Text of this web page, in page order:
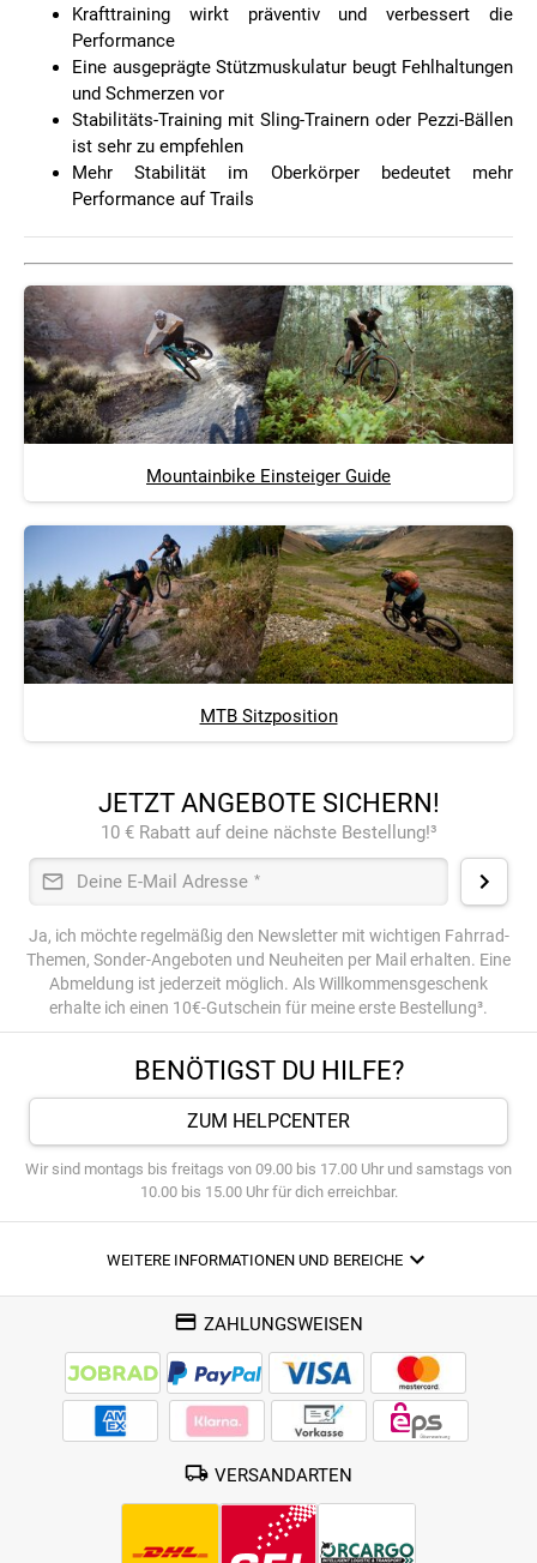
Krafttraining wirkt präventiv und verbessert die
Performance
Eine ausgeprägte Stützmuskulatur beugt Fehlhaltungen
und Schmerzen vor
Stabilitäts-Training mit Sling-Trainern oder Pezzi-Bällen
ist sehr zu empfehlen
Mehr Stabilität im Oberkörper bedeutet mehr
Performance auf Trails
Mountainbike Einsteiger Guide
MTB Sitzposition
JETZT ANGEBOTE SICHERN!
10 € Rabatt auf deine nächste Bestellung!³
Deine E-Mail Adresse *
Ja, ich möchte regelmäßig den Newsletter mit wichtigen Fahrrad-
Themen, Sonder-Angeboten und Neuheiten per Mail erhalten. Eine
Abmeldung ist jederzeit möglich. Als Willkommensgeschenk
erhalte ich einen 10€-Gutschein für meine erste Bestellung³.
BENÖTIGST DU HILFE?
ZUM HELPCENTER
Wir sind montags bis freitags von 09.00 bis 17.00 Uhr und samstags von
10.00 bis 15.00 Uhr für dich erreichbar.
WEITERE INFORMATIONEN UND BEREICHE
ZAHLUNGSWEISEN
VERSANDARTEN